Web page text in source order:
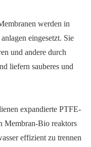
werden in
eingesetzt. Sie
und andere durch
liefern sauberes und
expandierte PTFE-
Membran-Bio reaktors
effizient zu trennen